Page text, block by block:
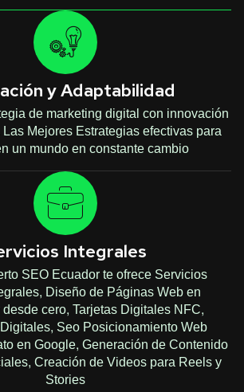
y Adaptabilidad
de marketing digital con innovación
Mejores Estrategias efectivas para
un mundo en constante cambio
Integrales
SEO Ecuador te ofrece Servicios
Diseño de Páginas Web en
cero, Tarjetas Digitales NFC,
Seo Posicionamiento Web
en Google, Generación de Contenido
Creación de Videos para Reels y
Stories